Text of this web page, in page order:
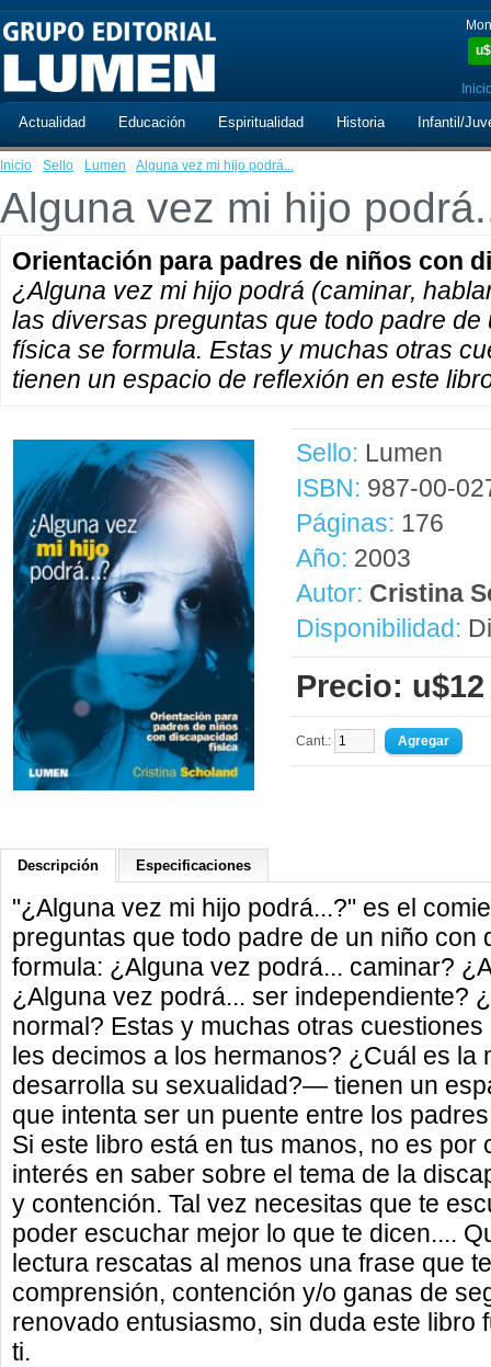
u$
Actualidad Educación Espiritualidad Historia Infantil/
Inicio · Sello · Lumen · Alguna vez mi hijo podrá...
Alguna vez mi hijo
Orientación para padres de niños con
¿Alguna vez mi hijo podrá (caminar,
las diversas preguntas que todo padre
física se formula. Estas y muchas otras
tienen un espacio de reflexión en este
Sello: Lumen
ISBN: 987-00-
Páginas: 176
Año: 2003
Autor: Cristina
Disponibilidad:
Precio: u$12
Cant.:
Descripción Especificaciones
"¿Alguna vez mi hijo podrá...?" es el
preguntas que todo padre de un niño con
formula: ¿Alguna vez podrá... caminar?
¿Alguna vez podrá... ser independiente?
normal? Estas y muchas otras
les decimos a los hermanos? ¿Cuál es la
desarrolla su sexualidad?— tienen un
que intenta ser un puente entre los
Si este libro está en tus manos, no es por
interés en saber sobre el tema de la
y contención. Tal vez necesitas que te
poder escuchar mejor lo que te dicen....
lectura rescatas al menos una frase que
comprensión, contención y/o ganas de
renovado entusiasmo, sin duda este libro
ti.